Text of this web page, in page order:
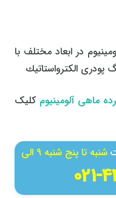
در ابعاد مختلف با
پودری الكترواستاتیك
ماهی آلومینیوم کلیک
شنبه تا پنج شنبه 9 الی